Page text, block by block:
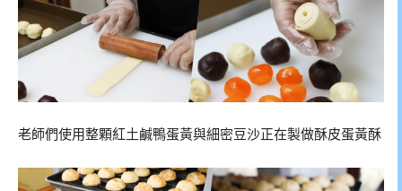
老師們使用整顆紅土鹹鴨蛋黃與細密豆沙正在製做酥皮蛋黃酥